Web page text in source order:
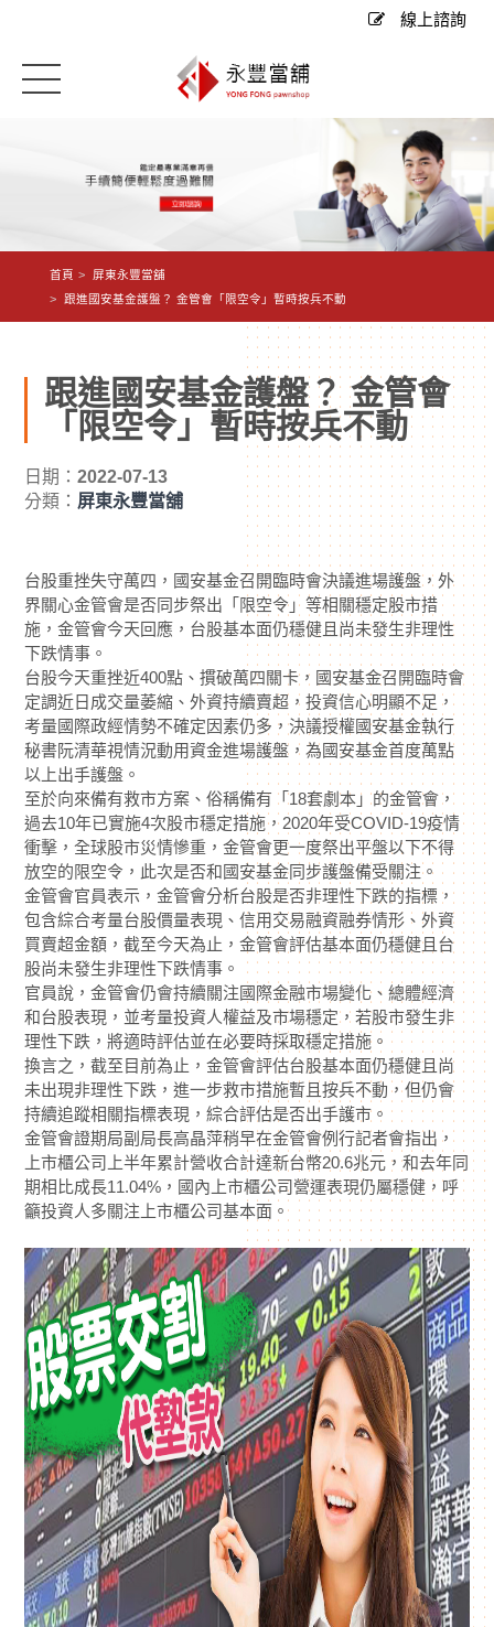
線上諮詢
首頁
屏東永豐當舖
跟進國安基金護盤？ 金管會「限空令」暫時按兵不動
跟進國安基金護盤？ 金管會
「限空令」暫時按兵不動
日期：2022-07-13
分類： 屏東永豐當舖
台股重挫失守萬四，國安基金召開臨時會決議進場護盤，外
界關心金管會是否同步祭出「限空令」等相關穩定股市措
施，金管會今天回應，台股基本面仍穩健且尚未發生非理性
下跌情事。
台股今天重挫近400點、摜破萬四關卡，國安基金召開臨時會
定調近日成交量萎縮、外資持續賣超，投資信心明顯不足，
考量國際政經情勢不確定因素仍多，決議授權國安基金執行
秘書阮清華視情況動用資金進場護盤，為國安基金首度萬點
以上出手護盤。
至於向來備有救市方案、俗稱備有「18套劇本」的金管會，
過去10年已實施4次股市穩定措施，2020年受COVID-19疫情
衝擊，全球股市災情慘重，金管會更一度祭出平盤以下不得
放空的限空令，此次是否和國安基金同步護盤備受關注。
金管會官員表示，金管會分析台股是否非理性下跌的指標，
包含綜合考量台股價量表現、信用交易融資融券情形、外資
買賣超金額，截至今天為止，金管會評估基本面仍穩健且台
股尚未發生非理性下跌情事。
官員說，金管會仍會持續關注國際金融市場變化、總體經濟
和台股表現，並考量投資人權益及市場穩定，若股市發生非
理性下跌，將適時評估並在必要時採取穩定措施。
換言之，截至目前為止，金管會評估台股基本面仍穩健且尚
未出現非理性下跌，進一步救市措施暫且按兵不動，但仍會
持續追蹤相關指標表現，綜合評估是否出手護市。
金管會證期局副局長高晶萍稍早在金管會例行記者會指出，
上市櫃公司上半年累計營收合計達新台幣20.6兆元，和去年同
期相比成長11.04%，國內上市櫃公司營運表現仍屬穩健，呼
籲投資人多關注上市櫃公司基本面。